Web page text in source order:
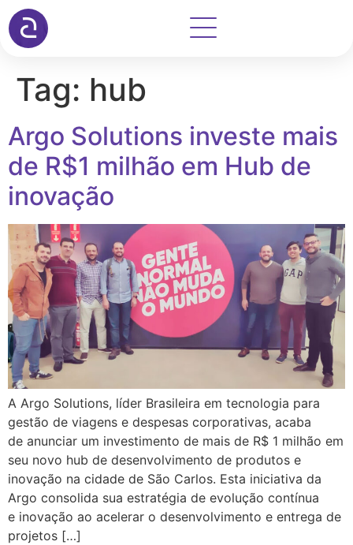
Tag: hub
Argo Solutions investe mais
de R$1 milhão em Hub de
inovação
A Argo Solutions, líder Brasileira em tecnologia para
gestão de viagens e despesas corporativas, acaba
de anunciar um investimento de mais de R$ 1 milhão em
seu novo hub de desenvolvimento de produtos e
inovação na cidade de São Carlos. Esta iniciativa da
Argo consolida sua estratégia de evolução contínua
e inovação ao acelerar o desenvolvimento e entrega de
projetos […]